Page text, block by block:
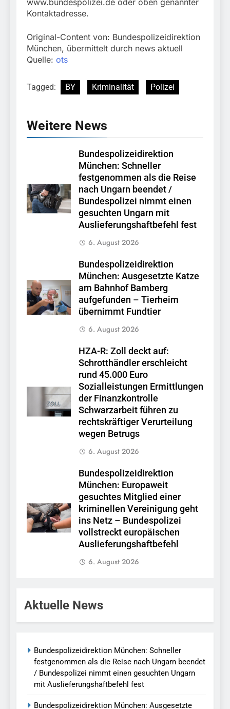
www.bundespolizei.de oder oben genannter
Kontaktadresse.
Original-Content von: Bundespolizeidirektion
München, übermittelt durch news aktuell
Quelle: ots
Tagged: BY Kriminalität Polizei
Weitere News
Bundespolizeidirektion
München: Schneller
festgenommen als die Reise
nach Ungarn beendet /
Bundespolizei nimmt einen
gesuchten Ungarn mit
Auslieferungshaftbefehl fest
6. August 2026
Bundespolizeidirektion
München: Ausgesetzte Katze
am Bahnhof Bamberg
aufgefunden – Tierheim
übernimmt Fundtier
6. August 2026
HZA-R: Zoll deckt auf:
Schrotthändler erschleicht
rund 45.000 Euro
Sozialleistungen Ermittlungen
der Finanzkontrolle
Schwarzarbeit führen zu
rechtskräftiger Verurteilung
wegen Betrugs
6. August 2026
Bundespolizeidirektion
München: Europaweit
gesuchtes Mitglied einer
kriminellen Vereinigung geht
ins Netz – Bundespolizei
vollstreckt europäischen
Auslieferungshaftbefehl
6. August 2026
Aktuelle News
Bundespolizeidirektion München: Schneller
festgenommen als die Reise nach Ungarn beendet
/ Bundespolizei nimmt einen gesuchten Ungarn
mit Auslieferungshaftbefehl fest
Bundespolizeidirektion München: Ausgesetzte